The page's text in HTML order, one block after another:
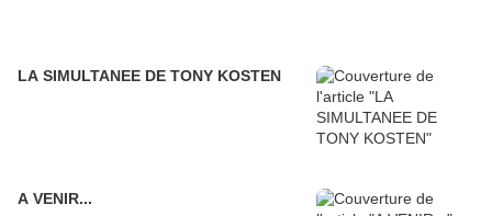
LA SIMULTANEE DE TONY KOSTEN
A VENIR...